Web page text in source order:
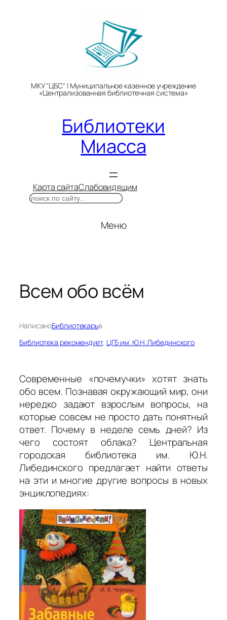
МКУ "ЦБС" | Муниципальное казенное учреждение
«Централизованная библиотечная система»
Библиотеки
Миасса
Карта сайтаСлабовидящим
Поиск
Меню
Всем обо всём
НаписаноБиблиотекарьв
Библиотека рекомендует, ЦГБ им. Ю.Н. Либединского
Современные «почемучки» хотят знать
обо всем. Познавая окружающий мир, они
нередко задают взрослым вопросы, на
которые совсем не просто дать понятный
ответ. Почему в неделе семь дней? Из
чего состоят облака? Центральная
городская библиотека им. Ю.Н.
Либединского предлагает найти ответы
на эти и многие другие вопросы в новых
энциклопедиях: